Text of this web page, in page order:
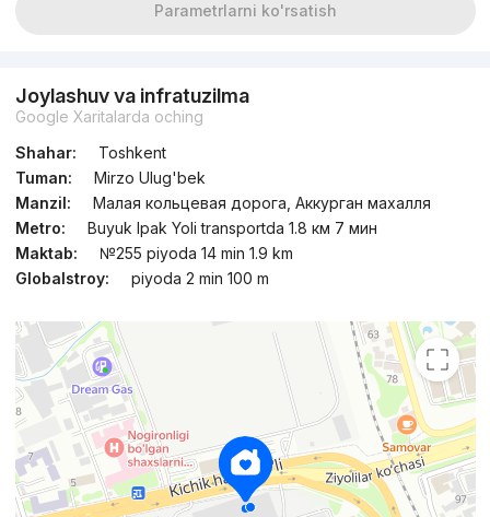
Parametrlarni ko'rsatish
Joylashuv va infratuzilma
Google Xaritalarda oching
Shahar:
Toshkent
Tuman:
Mirzo Ulug'bek
Manzil:
Малая кольцевая дорога, Аккурган махалля
Metro:
Buyuk Ipak Yoli transportda 1.8 км 7 мин
Maktab:
№255 piyoda 14 min 1.9 km
Globalstroy:
piyoda 2 min 100 m